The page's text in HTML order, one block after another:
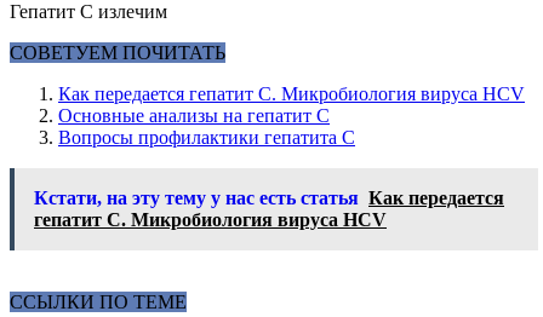
Гепатит С излечим
СОВЕТУЕМ ПОЧИТАТЬ
Как передается гепатит С. Микробиология вируса HCV
Основные анализы на гепатит С
Вопросы профилактики гепатита С
Кстати, на эту тему у нас есть статья Как передается
гепатит С. Микробиология вируса HCV
ССЫЛКИ ПО ТЕМЕ